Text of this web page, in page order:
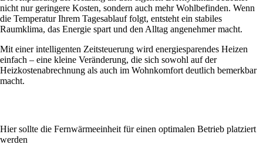
nicht nur geringere Kosten, sondern auch mehr Wohlbefinden. Wenn
die Temperatur Ihrem Tagesablauf folgt, entsteht ein stabiles
Raumklima, das Energie spart und den Alltag angenehmer macht.
Mit einer intelligenten Zeitsteuerung wird energiesparendes Heizen
einfach – eine kleine Veränderung, die sich sowohl auf der
Heizkostenabrechnung als auch im Wohnkomfort deutlich bemerkbar
macht.
Hier sollte die Fernwärmeeinheit für einen optimalen Betrieb platziert
werden